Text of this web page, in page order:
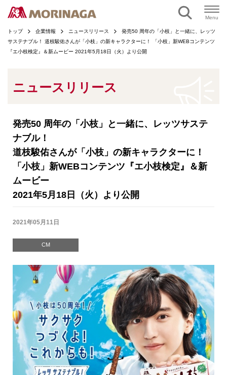
Menu
トップ 企業情報 ニュースリリース
発売50 周年の「小枝」と一緒に、レッツ
サステナブル！ 道枝駿佑さんが「小枝」の新キャラクターに！ 「小枝」新WEBコンテンツ
『エ小枝検定』＆新ムービー 2021年5月18日（火）より公開
ニュースリリース
発売50 周年の「小枝」と一緒に、レッツサステ
ナブル！
道枝駿佑さんが「小枝」の新キャラクターに！
「小枝」新WEBコンテンツ『エ小枝検定』＆新
ムービー
2021年5月18日（火）より公開
2021年05月11日
CM